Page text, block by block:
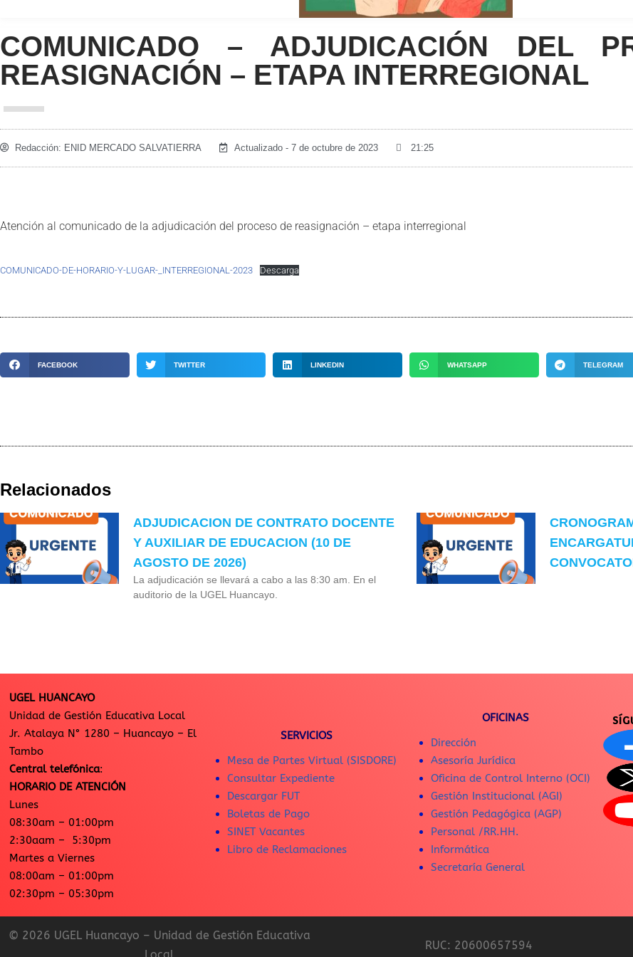
COMUNICADO – ADJUDICACIÓN DEL
REASIGNACIÓN – ETAPA INTERREGIONAL
Redacción: ENID MERCADO SALVATIERRA Actualizado - 7 de octubre de 2023 21:25
Atención al comunicado de la adjudicación del proceso de reasignación – etapa interregional
COMUNICADO-DE-HORARIO-Y-LUGAR-_INTERREGIONAL-2023 Descarga
FACEBOOK TWITTER LINKEDIN WHATSAPP TELEGRAM
Relacionados
ADJUDICACION DE CONTRATO DOCENTE
Y AUXILIAR DE EDUCACION (10 DE
AGOSTO DE 2026)
La adjudicación se llevará a cabo a las 8:30 am. En el
auditorio de la UGEL Huancayo.
UGEL HUANCAYO
Unidad de Gestión Educativa Local
Jr. Atalaya N° 1280 – Huancayo – El
Tambo
Central telefónica:
HORARIO DE ATENCIÓN
Lunes
08:30am – 01:00pm
2:30aam – 5:30pm
Martes a Viernes
08:00am – 01:00pm
02:30pm – 05:30pm
SERVICIOS
Mesa de Partes Virtual (SISDORE)
Consultar Expediente
Descargar FUT
Boletas de Pago
SINET Vacantes
Libro de Reclamaciones
OFICINAS
Dirección
Asesoría Jurídica
Oficina de Control Interno (OCI)
Gestión Institucional (AGI)
Gestión Pedagógica (AGP)
Personal /RR.HH.
Informática
Secretaría General
© 2026 UGEL Huancayo – Unidad de Gestión Educativa
RUC: 20600657594